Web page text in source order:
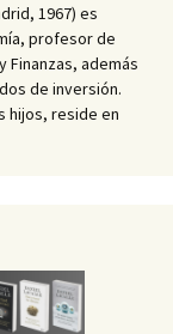
1967) es
profesor de
Finanzas, además
de inversión.
hijos, reside en